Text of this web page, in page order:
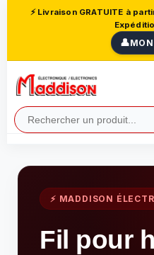
⚡ Livraison GRATUITE à
👤
⚡ MADDISON
Fil pour